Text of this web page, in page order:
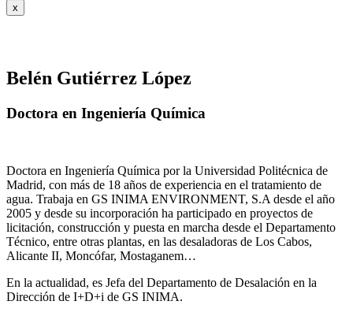
x
Belén Gutiérrez López
Doctora en Ingeniería Química
Doctora en Ingeniería Química por la Universidad Politécnica de
Madrid, con más de 18 años de experiencia en el tratamiento de
agua. Trabaja en GS INIMA ENVIRONMENT, S.A desde el año
2005 y desde su incorporación ha participado en proyectos de
licitación, construcción y puesta en marcha desde el Departamento
Técnico, entre otras plantas, en las desaladoras de Los Cabos,
Alicante II, Moncófar, Mostaganem…
En la actualidad, es Jefa del Departamento de Desalación en la
Dirección de I+D+i de GS INIMA.